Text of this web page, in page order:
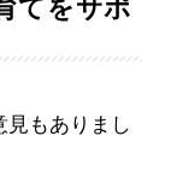
てをサポ
もありまし